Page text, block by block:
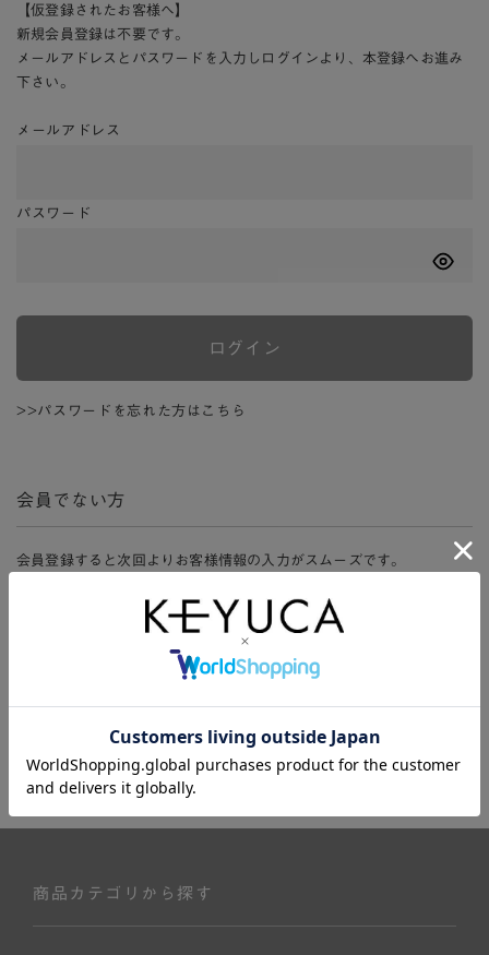
【仮登録されたお客様へ】
新規会員登録は不要です。
メールアドレスとパスワードを入力しログインより、本登録へお進み
下さい。
メールアドレス
パスワード
ログイン
>>パスワードを忘れた方はこちら
会員でない方
会員登録すると次回よりお客様情報の入力がスムーズです。
ージ、購入履歴をご利用いただけます。
商品カテゴリから探す